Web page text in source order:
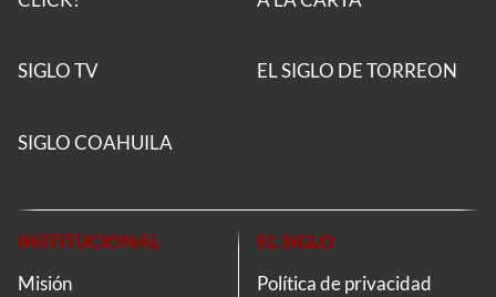
SIGLO TV EL SIGLO DE TORREON
SIGLO COAHUILA
INSTITUCIONAL
Misión
EL SIGLO
Política de privacidad